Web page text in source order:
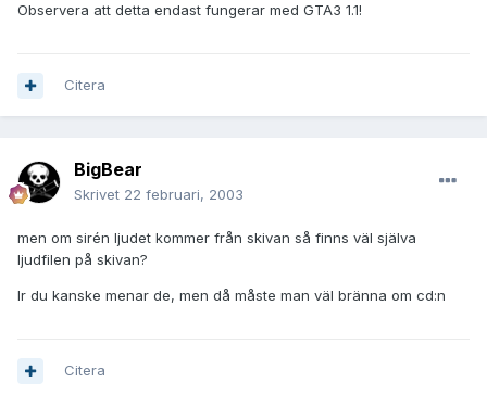
Observera att detta endast fungerar med GTA3 1.1!
Citera
BigBear
Skrivet 22 februari, 2003
men om sirén ljudet kommer från skivan så finns väl själva
ljudfilen på skivan?
lr du kanske menar de, men då måste man väl bränna om cd:n
Citera